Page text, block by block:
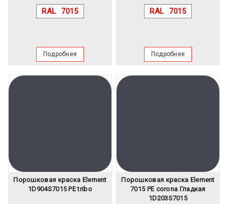
RAL 7015
Подробнее
RAL 7015
Подробнее
Порошковая краска Element
1D904S7015 PE tribo
Порошковая краска Element
7015 PE corona Гладкая
1D203S7015